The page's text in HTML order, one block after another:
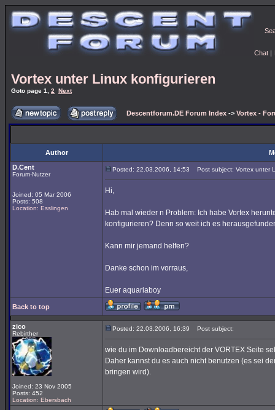
Chat |
Vortex unter Linux konfigurieren
Goto page 1 2 Next
Descentforum.DE Forum Index -> Vortex -
Author
D.Cent
Forum-Nutzer
Joined: 05 Mar 2006
Posts: 508
Location: Esslingen
Posted: 22.03.2006, 14:53 Post subject: Vortex unter
Hi,
Hab mal wieder n Problem: Ich habe Vortex
konfigurieren? Denn so weit ich es
Kann mir jemand helfen?
Danke schon im vorraus,
Euer aquariaboy
Back to top
zico
Rebirther
Joined: 23 Nov 2005
Posts: 452
Location: Ebersbach
Posted: 22.03.2006, 16:39 Post subject:
wie du im Downloadbereicht der VORTEX Seite
Daher kannst du es auch nicht benutzen (es sei
bringen wird).